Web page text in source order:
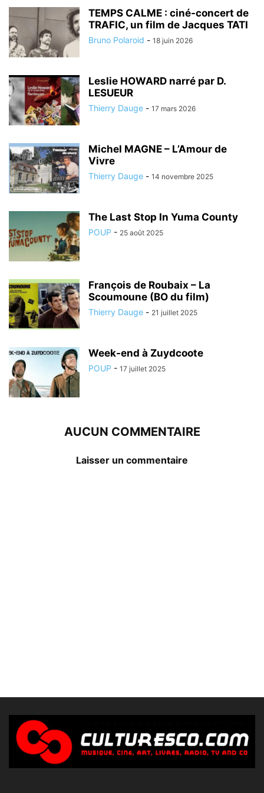
TEMPS CALME : ciné-concert de
TRAFIC, un film de Jacques TATI
Bruno Polaroid - 18 juin 2026
Leslie HOWARD narré par D.
LESUEUR
Thierry Dauge - 17 mars 2026
Michel MAGNE – L’Amour de
Vivre
Thierry Dauge - 14 novembre 2025
The Last Stop In Yuma County
POUP - 25 août 2025
François de Roubaix – La
Scoumoune (BO du film)
Thierry Dauge - 21 juillet 2025
Week-end à Zuydcoote
POUP - 17 juillet 2025
AUCUN COMMENTAIRE
Laisser un commentaire